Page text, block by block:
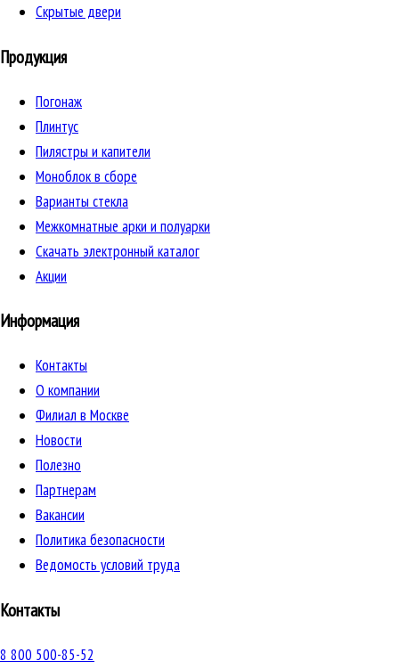
Скрытые двери
Продукция
Погонаж
Плинтус
Пилястры и капители
Моноблок в сборе
Варианты стекла
Межкомнатные арки и полуарки
Скачать электронный каталог
Акции
Информация
Контакты
О компании
Филиал в Москве
Новости
Полезно
Партнерам
Вакансии
Политика безопасности
Ведомость условий труда
Контакты
8 800 500-85-52